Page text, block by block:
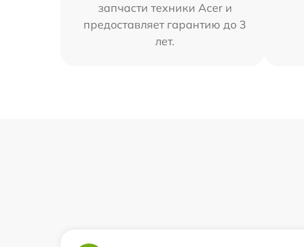
запчасти техники Acer и
предоставляет гарантию до 3
лет.